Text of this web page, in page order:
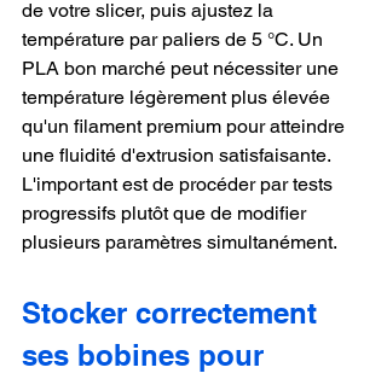
de votre slicer, puis ajustez la
température par paliers de 5 °C. Un
PLA bon marché peut nécessiter une
température légèrement plus élevée
qu'un filament premium pour atteindre
une fluidité d'extrusion satisfaisante.
L'important est de procéder par tests
progressifs plutôt que de modifier
plusieurs paramètres simultanément.
Stocker correctement
ses bobines pour